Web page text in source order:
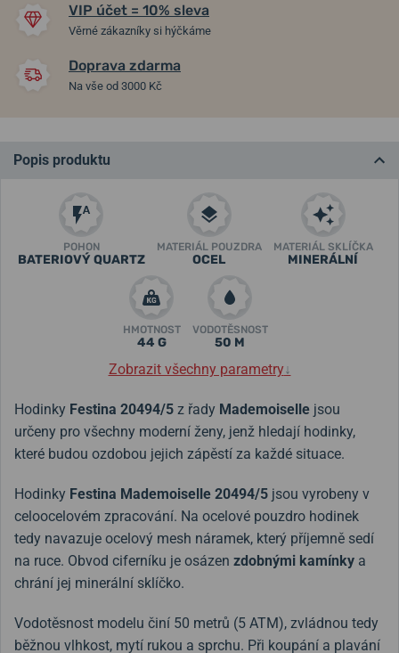
VIP účet = 10% sleva
Věrné zákazníky si hýčkáme
Doprava zdarma
Na vše od 3000 Kč
Popis produktu
POHON
BATERIOVÝ QUARTZ
MATERIÁL POUZDRA
OCEL
MATERIÁL SKLÍČKA
MINERÁLNÍ
HMOTNOST
44 G
VODOTĚSNOST
50 M
Zobrazit všechny parametry↓
Hodinky Festina 20494/5 z řady Mademoiselle jsou
určeny pro všechny moderní ženy, jenž hledají hodinky,
které budou ozdobou jejich zápěstí za každé situace.
Hodinky Festina Mademoiselle 20494/5 jsou vyrobeny v
celoocelovém zpracování. Na ocelové pouzdro hodinek
tedy navazuje ocelový mesh náramek, který příjemně sedí
na ruce. Obvod ciferníku je osázen zdobnými kamínky a
chrání jej minerální sklíčko.
Vodotěsnost modelu činí 50 metrů (5 ATM), zvládnou tedy
běžnou vlhkost, mytí rukou a sprchu. Při koupání a plavání